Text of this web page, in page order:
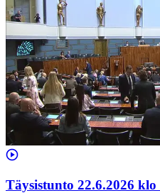
Täysistunto 22.6.2026 klo